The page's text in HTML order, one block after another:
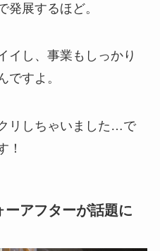
発展するほど。
イし、事業もしっかり
ですよ。
リしちゃいました…で
！
アフターが話題に